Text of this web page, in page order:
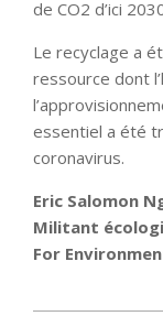
de CO2 d’ici
Le recyclage a
ressource dont
essentiel a été
coronavirus.
Eric Salomon
Militant
For